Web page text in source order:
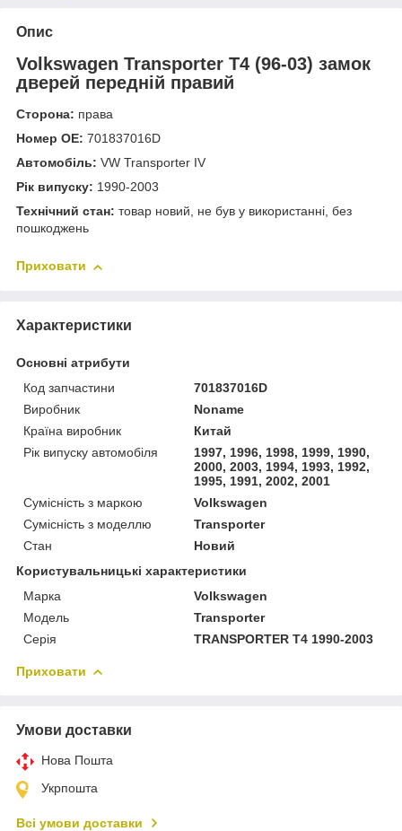
Опис
Volkswagen Transporter T4 (96-03) замок
дверей передній правий
Сторона: права
Номер OE: 701837016D
Автомобіль: VW Transporter IV
Рік випуску: 1990-2003
Технічний стан: товар новий, не був у використанні, без
пошкоджень
Приховати
Характеристики
Основні атрибути
Код запчастини
701837016D
Виробник
Noname
Країна виробник
Китай
Рік випуску автомобіля
1997, 1996, 1998, 1999, 1990,
2000, 2003, 1994, 1993, 1992,
1995, 1991, 2002, 2001
Сумісність з маркою
Volkswagen
Сумісність з моделлю
Transporter
Стан
Новий
Користувальницькі характеристики
Марка
Volkswagen
Мoдель
Transporter
Серія
TRANSPORTER T4 1990-2003
Приховати
Умови доставки
Нова Пошта
Укрпошта
Всі умови доставки